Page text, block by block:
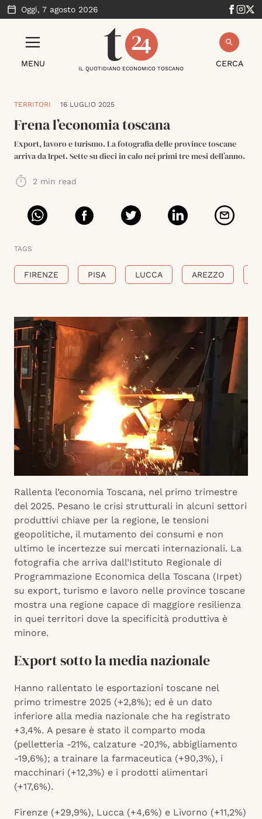
Oggi, 7 agosto 2026
MENU CERCA
IL QUOTIDIANO ECONOMICO TOSCANO
TERRITORI 16 LUGLIO 2025
Frena l’economia toscana
Export, lavoro e turismo. La fotografia delle province toscane
arriva da Irpet. Sette su dieci in calo nei primi tre mesi dell’anno.
2 min read
TAGS
FIRENZE PISA LUCCA AREZZO
Rallenta l’economia Toscana, nel primo trimestre
del 2025. Pesano le crisi strutturali in alcuni settori
produttivi chiave per la regione, le tensioni
geopolitiche, il mutamento dei consumi e non
ultimo le incertezze sui mercati internazionali. La
fotografia che arriva dall’Istituto Regionale di
Programmazione Economica della Toscana (Irpet)
su export, turismo e lavoro nelle province toscane
mostra una regione capace di maggiore resilienza
in quei territori dove la specificità produttiva è
minore.
Export sotto la media nazionale
Hanno rallentato le esportazioni toscane nel
primo trimestre 2025 (+2,8%); ed è un dato
inferiore alla media nazionale che ha registrato
+3,4%. ​A pesare è stato il comparto moda
(pelletteria -21%, calzature -20,1%, abbigliamento
-19,6%); a trainare la farmaceutica (+90,3%), i
macchinari (+12,3%) e i prodotti alimentari
(+17,6%).
Firenze (+29,9%), Lucca (+4,6%) e Livorno (+11,2%)